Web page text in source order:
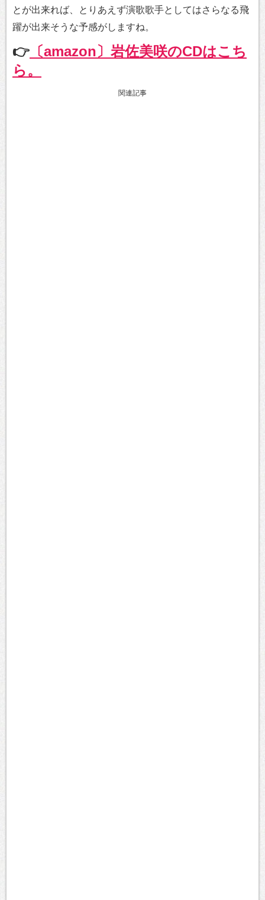
とが出来れば、とりあえず演歌歌手としてはさらなる飛
躍が出来そうな予感がしますね。
👉 〔amazon〕岩佐美咲のCDはこち
ら。
関連記事